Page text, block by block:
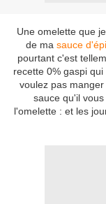
Une omelette que
de ma sauce
pourtant c'est
recette 0% gaspi
voulez pas
sauce qu'il
l'omelette : et les